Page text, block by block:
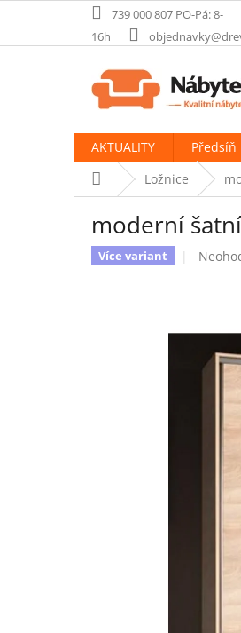
obsah
739 000 807 PO-Pá: 8-
16h
AKTUALITY Předsíň
Domů Ložnice
moderní
Více variant
z